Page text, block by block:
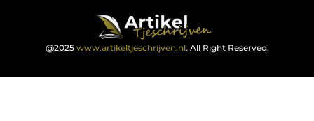
@2025 www.artikeltjeschrijven.nl. All Right Reserved.